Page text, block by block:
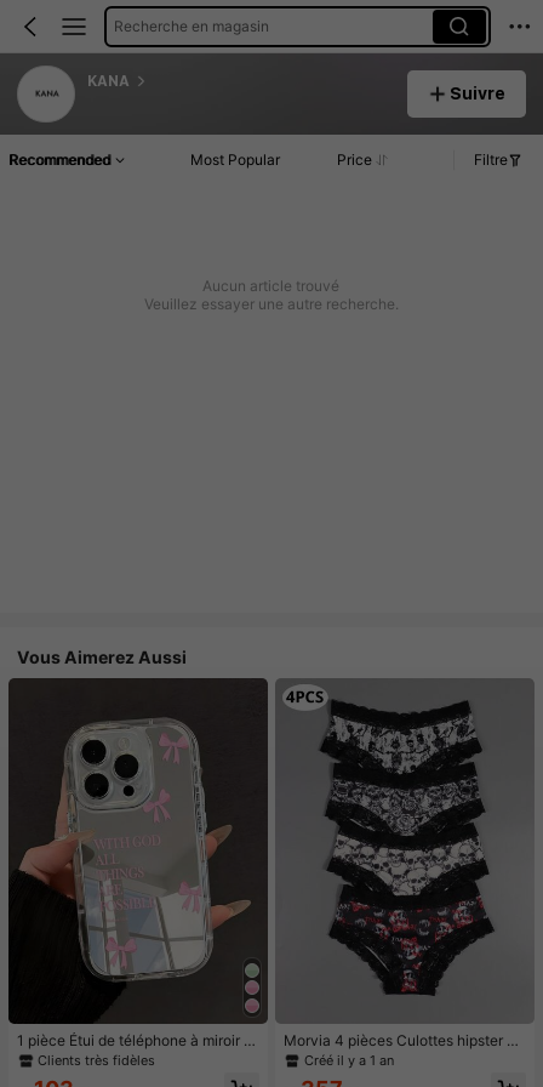
Recherche en magasin
KANA
Suivre
Recommended Most Popular Price Filtre
Aucun article trouvé
Veuillez essayer une autre recherche.
Vous Aimerez Aussi
1 pièce Étui de téléphone à miroir ro
se minimaliste, style fille avec motif
Clients très fidèles
Morvia 4 pièces Culottes hipster en
dentelle contrastée gothique, Culot
Créé il y a 1 an